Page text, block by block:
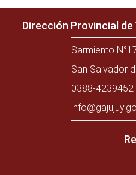
Dirección Provincial
Sarmiento
San Salvador
0388-